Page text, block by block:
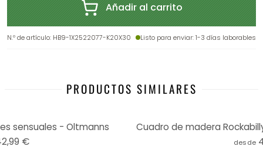
Añadir al carrito
N.º de artículo: HB9-1X2522077-K20X30 Listo para enviar: 1-3 días laborables
PRODUCTOS SIMILARES
sensuales - Oltmanns
€
Cuadro de madera
desde